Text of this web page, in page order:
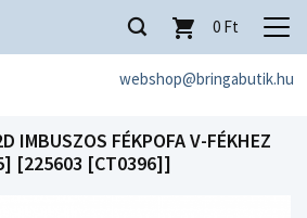
webshop@bringabutik.hu
0 Ft
IMBUSZOS FÉKPOFA V-FÉKHEZ
[225603 [CT0396]]